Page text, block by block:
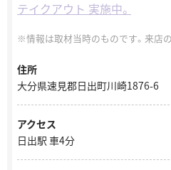
テイクアウト 実施中。
情報は取材当時のものです。来店
住所
大分県速見郡日出町川崎1876-6
アクセス
日出駅 車4分